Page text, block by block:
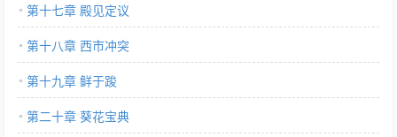
第十七章 殿见定议
第十八章 西市冲突
第十九章 鲜于踆
第二十章 葵花宝典